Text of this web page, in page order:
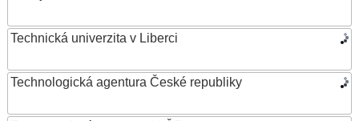
Technická univerzita v Liberci
Technologická agentura České republiky